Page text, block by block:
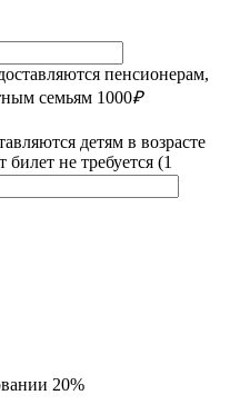
пенсионерам,
семьям 1000₽
детям в возрасте
не требуется (1
20%